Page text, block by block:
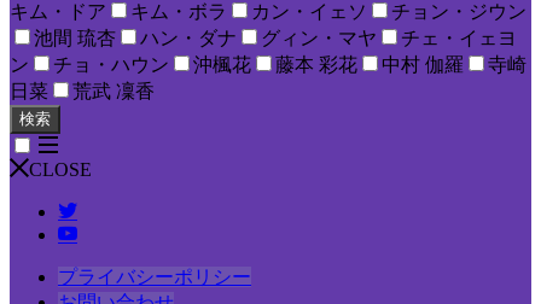
キム・ドア
キム・ボラ カン・イェソ
チョン・ジウン
池間 琉杏
ハン・ダナ グィン・マヤ
チェ・イェヨ
ン
チョ・ハウン 沖楓花 藤本 彩花 中村 伽羅
寺崎
日菜
荒武 凜香
検索
CLOSE
プライバシーポリシー